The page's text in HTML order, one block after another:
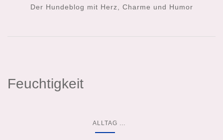
Der Hundeblog mit Herz, Charme und Humor
Feuchtigkeit
ALLTAG ...